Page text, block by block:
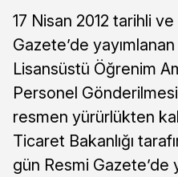
17 Nisan 2012 tarihli ve
Gazete’de
Lisansüstü Öğrenim
Personel
resmen yürürlükten
Ticaret Bakanlığı
gün Resmi Gazete’de